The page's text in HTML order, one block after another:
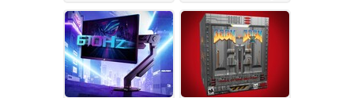
17.04.2025 17.04.2025